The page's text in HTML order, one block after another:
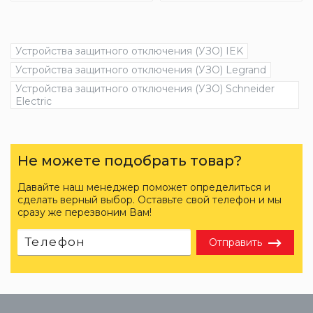
Устройства защитного отключения (УЗО) IEK
Устройства защитного отключения (УЗО) Legrand
Устройства защитного отключения (УЗО) Schneider
Electric
Не можете подобрать товар?
Давайте наш менеджер поможет определиться и
сделать верный выбор. Оставьте свой телефон и мы
сразу же перезвоним Вам!
Отправить